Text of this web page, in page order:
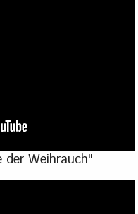
der Weihrauch"